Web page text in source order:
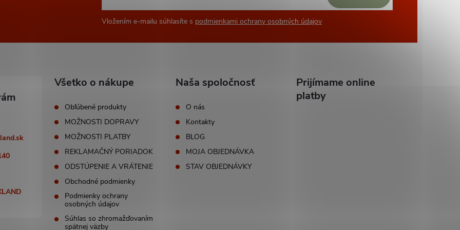
Vložením e-mailu súhlasíte s podmienkami ochrany osobných údajov
Všetko o nákupe
Obľúbené produkty
MOŽNOSTI DOPRAVY
MOŽNOSTI PLATBY
REKLAMAČNÝ PORIADOK
ODSTÚPENIE A VRÁTENIE
Obchodné podmienky
Podmienky ochrany
osobných údajov
Súhlas so zhromažďovaním
spätnej väzby
Naša spoločnosť
O nás
Kontakty
BLOG
MOJA OBJEDNÁVKA
STAV OBJEDNÁVKY
Prijímame online
platby